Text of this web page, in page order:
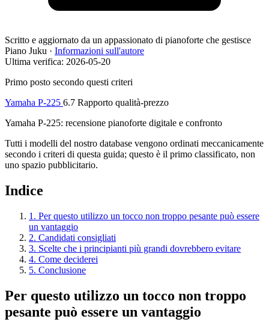
Scritto e aggiornato da un appassionato di pianoforte che gestisce
Piano Juku · Informazioni sull'autore
Ultima verifica: 2026-05-20
Primo posto secondo questi criteri
Yamaha P-225 6.7 Rapporto qualità-prezzo
Yamaha P-225: recensione pianoforte digitale e confronto
Tutti i modelli del nostro database vengono ordinati meccanicamente
secondo i criteri di questa guida; questo è il primo classificato, non
uno spazio pubblicitario.
Indice
1. Per questo utilizzo un tocco non troppo pesante può essere
un vantaggio
2. Candidati consigliati
3. Scelte che i principianti più grandi dovrebbero evitare
4. Come deciderei
5. Conclusione
Per questo utilizzo un tocco non troppo
pesante può essere un vantaggio